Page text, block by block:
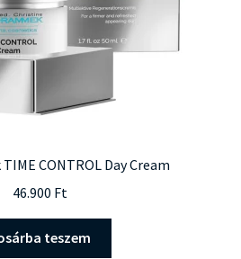
CONTROL Day Cream
46.900 Ft
teszem